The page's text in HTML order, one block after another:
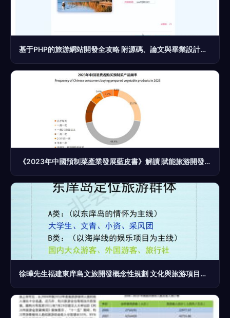
基于PHP的旅游網站開發全攻略 附源碼、論文與畢業設計指導
《2023年中國預制菜產業發展藍皮書》解讀 賦能旅游開發項目的新機遇與策略
徐曄先生福建東庠島文旅開發概念性規劃 文化與旅游項目開發的概念定位策劃案例